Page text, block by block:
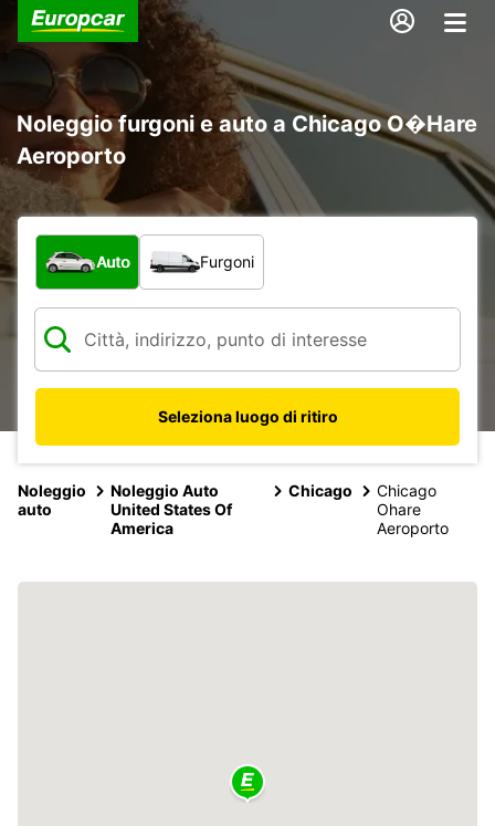
Noleggio furgoni e auto a Chicago O�Hare
Aeroporto
Scegli la tipologia di veicolo:
Auto Furgoni
Seleziona luogo di ritiro
Noleggio
auto
Noleggio Auto
United States Of
America
Chicago
Chicago
Ohare
Aeroporto